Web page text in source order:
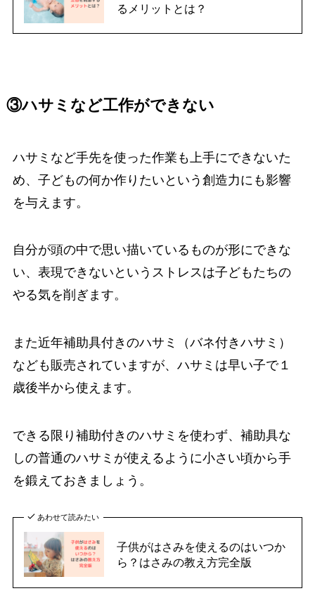
るメリットとは？
③ハサミなど工作ができない
ハサミなど手先を使った作業も上手にできないた
め、子どもの何か作りたいという創造力にも影響
を与えます。
自分が頭の中で思い描いているものが形にできな
い、表現できないというストレスは子どもたちの
やる気を削ぎます。
また近年補助具付きのハサミ（バネ付きハサミ）
なども販売されていますが、ハサミは早い子で１
歳後半から使えます。
できる限り補助付きのハサミを使わず、補助具な
しの普通のハサミが使えるように小さい頃から手
を鍛えておきましょう。
あわせて読みたい
子供がはさみを使えるのはいつか
ら？はさみの教え方完全版